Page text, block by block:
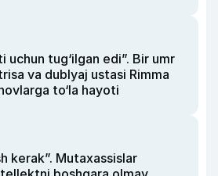
uchun tug‘ilgan edi”. Bir umr
va dublyaj ustasi Rimma
to‘la hayoti
kerak”. Mutaxassislar